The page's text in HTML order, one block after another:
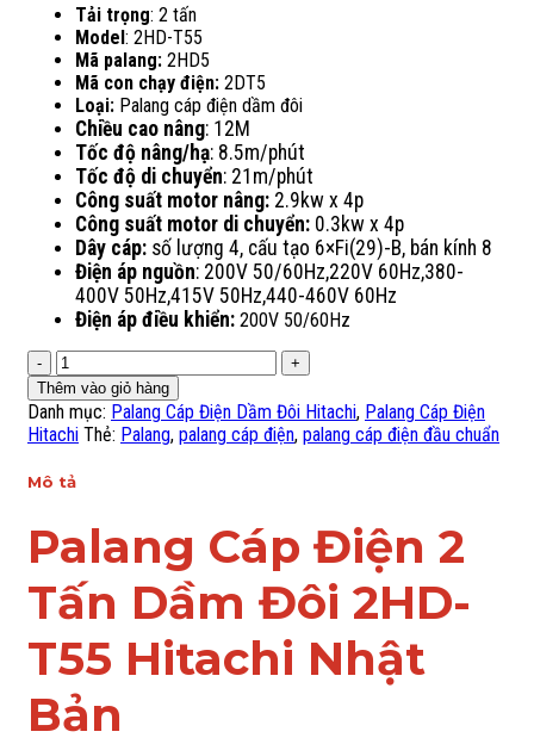
Tải trọng: 2 tấn
Model : 2HD-T55
Mã palang: 2HD5
Mã con chạy điện: 2DT5
Loại: Palang cáp điện dầm đôi
Chiều cao nâng: 12M
Tốc độ nâng/hạ: 8.5m/phút
Tốc độ di chuyển: 21m/phút
Công suất motor nâng: 2.9kw x 4p
Công suất motor di chuyển: 0.3kw x 4p
Dây cáp: số lượng 4, cấu tạo 6×Fi(29)-B, bán kính 8
Điện áp nguồn: 200V 50/60Hz,220V 60Hz,380-
400V 50Hz,415V 50Hz,440-460V 60Hz
Điện áp điều khiển: 200V 50/60Hz
Palang
Cáp
Điện
2
Dầm
T55-
Hitachi-
Nhật
Bản
lượng
Thêm vào giỏ hàng
Danh mục: Palang Cáp Điện Dầm Đôi Hitachi, Palang Cáp Điện
Hitachi Thẻ: Palang, palang cáp điện, palang cáp điện đầu chuẩn
Mô tả
Palang Cáp Điện 2
Tấn Dầm Đôi 2HD-
T55 Hitachi Nhật
Bản